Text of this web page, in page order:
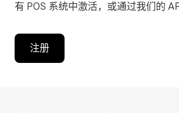
有 POS 系统中激活，或通过我们的
注册